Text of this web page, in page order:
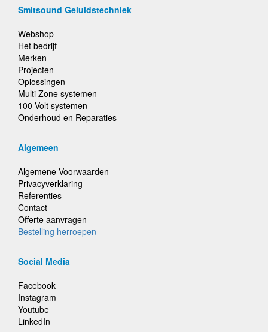
Smitsound Geluidstechniek
Webshop
Het bedrijf
Merken
Projecten
Oplossingen
Multi Zone systemen
100 Volt systemen
Onderhoud en Reparaties
Algemeen
Algemene Voorwaarden
Privacyverklaring
Referenties
Contact
Offerte aanvragen
Bestelling herroepen
Social Media
Facebook
Instagram
Youtube
LinkedIn